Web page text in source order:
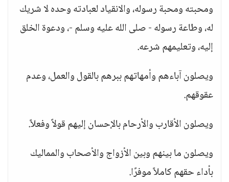
ومحبته ومحبة رسوله، والانقياد لعبادته وحده لا شريك
له، وطاعة رسوله - صلى الله عليه وسلم -، ودعوة الخلق
إليه، وتعليمهم شرعه.
ويصلون آباءهم وأمهاتهم ببرهم بالقول والعمل، وعدم
عقوقهم.
ويصلون الأقارب والأرحام بالإحسان إليهم قولاً وفعلاً.
ويصلون ما بينهم وبين الأزواج والأصحاب والمماليك
بأداء حقهم كاملاً موفرًا.